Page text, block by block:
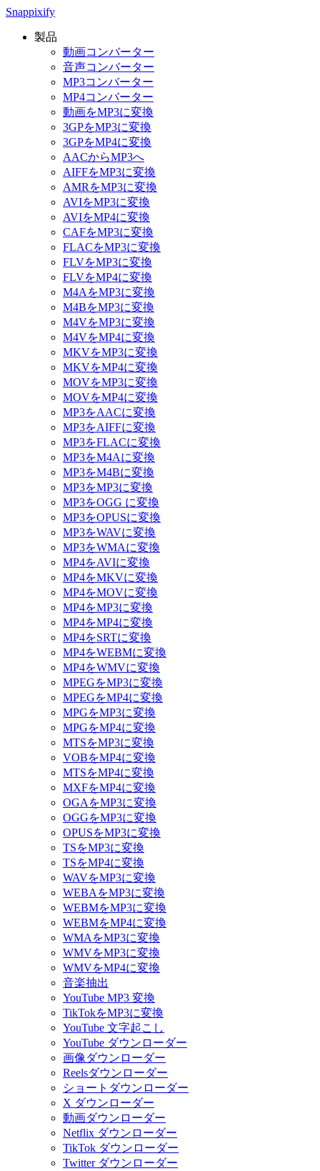
Snappixify
製品
動画コンバーター
音声コンバーター
MP3コンバーター
MP4コンバーター
動画をMP3に変換
3GPをMP3に変換
3GPをMP4に変換
AACからMP3へ
AIFFをMP3に変換
AMRをMP3に変換
AVIをMP3に変換
AVIをMP4に変換
CAFをMP3に変換
FLACをMP3に変換
FLVをMP3に変換
FLVをMP4に変換
M4AをMP3に変換
M4BをMP3に変換
M4VをMP3に変換
M4VをMP4に変換
MKVをMP3に変換
MKVをMP4に変換
MOVをMP3に変換
MOVをMP4に変換
MP3をAACに変換
MP3をAIFFに変換
MP3をFLACに変換
MP3をM4Aに変換
MP3をM4Bに変換
MP3をMP3に変換
MP3をOGG に変換
MP3をOPUSに変換
MP3をWAVに変換
MP3をWMAに変換
MP4をAVIに変換
MP4をMKVに変換
MP4をMOVに変換
MP4をMP3に変換
MP4をMP4に変換
MP4をSRTに変換
MP4をWEBMに変換
MP4をWMVに変換
MPEGをMP3に変換
MPEGをMP4に変換
MPGをMP3に変換
MPGをMP4に変換
MTSをMP3に変換
VOBをMP4に変換
MTSをMP4に変換
MXFをMP4に変換
OGAをMP3に変換
OGGをMP3に変換
OPUSをMP3に変換
TSをMP3に変換
TSをMP4に変換
WAVをMP3に変換
WEBAをMP3に変換
WEBMをMP3に変換
WEBMをMP4に変換
WMAをMP3に変換
WMVをMP3に変換
WMVをMP4に変換
音楽抽出
YouTube MP3 変換
TikTokをMP3に変換
YouTube 文字起こし
YouTube ダウンローダー
画像ダウンローダー
Reelsダウンローダー
ショートダウンローダー
X ダウンローダー
動画ダウンローダー
Netflix ダウンローダー
TikTok ダウンローダー
Twitter ダウンローダー